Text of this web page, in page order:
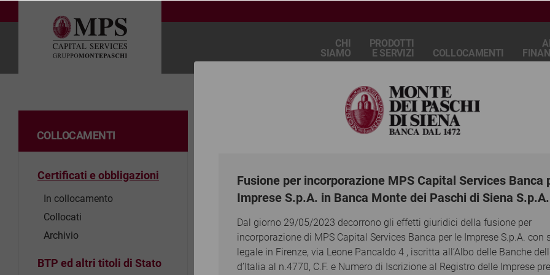
Fusione per incorporazione MPS Capital Services Banca
Imprese S.p.A. in Banca Monte dei Paschi di Siena S.p.A.
Dal giorno 29/05/2023 decorrono gli effetti giuridici della fusione per
incorporazione di MPS Capital Services Banca per le Imprese S.p.A. con
legale in Firenze, via Leone Pancaldo 4 , iscritta all’Albo delle Banche
d’Italia al n.4770, C.F. e Numero di Iscrizione al Registro delle Imprese
CHI
SIAMO
PRODOTTI
E SERVIZI
COLLOCAMENTI
COLLOCAMENTI
Certificati e obbligazioni
In collocamento
Collocati
Archivio
BTP ed altri titoli di Stato
Mediobanca Protection 90% su S…
Le informazioni e la documentazione pubblicata in questo sito
("MPS Capital Services") non costituiscono una raccomandazione, una
promozionale finalizzato alla vendita, all'acquisto o alla sottoscrizione di
considerate come prestazione di un servizio di consulenza da parte di
degli obiettivi di investimento e della situazione finanziaria specifici di
pertanto, valutare autonomamente se intendano effettuare l'operazione e
cui si riferisce l' Informativa potrebbero non essere adatti agli obiettivi di